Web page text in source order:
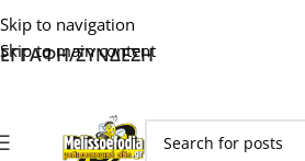
Skip to navigation
Skip to main content
ΕΓΓΑΦΗ/ΣΥΝΔΕΣΗ